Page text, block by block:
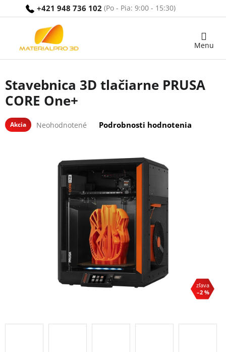
+421 948 736 102
Nákupný
Stavebnica 3D tlačiarne PRUSA
CORE One+
Akcia
hodnotenie
hviezdičiek.
Neohodnotené Podrobnosti hodnotenia
–2 %